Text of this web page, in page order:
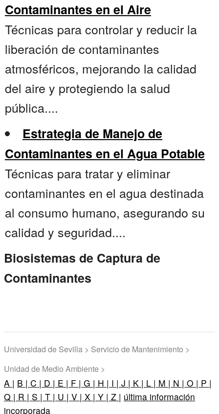
Contaminantes en el Aire
Técnicas para controlar y reducir la
liberación de contaminantes
atmosféricos, mejorando la calidad
del aire y protegiendo la salud
pública....
Estrategia de Manejo de
Contaminantes en el Agua Potable
Técnicas para tratar y eliminar
contaminantes en el agua destinada
al consumo humano, asegurando su
calidad y seguridad....
Biosistemas de Captura de
Contaminantes
Universidad de Sevilla > Servicio de Mantenimiento >
Unidad de Medio Ambiente >
A | B | C | D | E | F | G | H | I | J | K | L | M | N | O | P |
Q | R | S | T | U | V | X | Y | Z | última información
incorporada